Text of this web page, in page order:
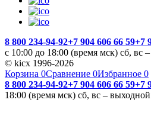
8 800 234-94-92+7 904 606 66 59+7
с 10:00 до 18:00 (время мск) сб, вс
© kicx 1996-2026
Корзина 0Сравнение 0Избранное 0
8 800 234-94-92+7 904 606 66 59+7
18:00 (время мск) сб, вс – выходной